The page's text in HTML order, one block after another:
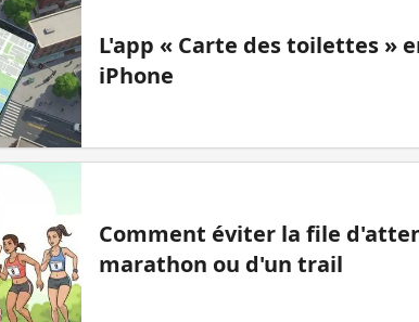
L'app « Carte des toilettes »
iPhone
Comment éviter la file
marathon ou d'un trail